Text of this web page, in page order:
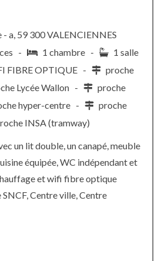
- a, 59 300 VALENCIENNES
- 1 chambre -
1 salle
FIBRE OPTIQUE -
proche
Lycée Wallon -
proche
hyper-centre -
proche
INSA (tramway)
un lit double, un canapé, meuble
équipée, WC indépendant et
et wifi fibre optique
Centre ville, Centre